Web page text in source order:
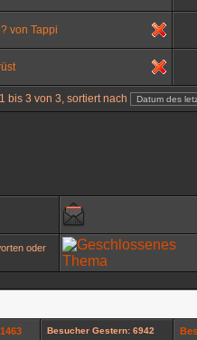
von Tappi
bis 3 von 3, sortiert nach
oder
Besucher Gestern: 6942